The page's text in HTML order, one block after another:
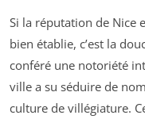
Si la réputation de Nice
bien établie, c’est la
conféré une notoriété
ville a su séduire de
culture de villégiature.